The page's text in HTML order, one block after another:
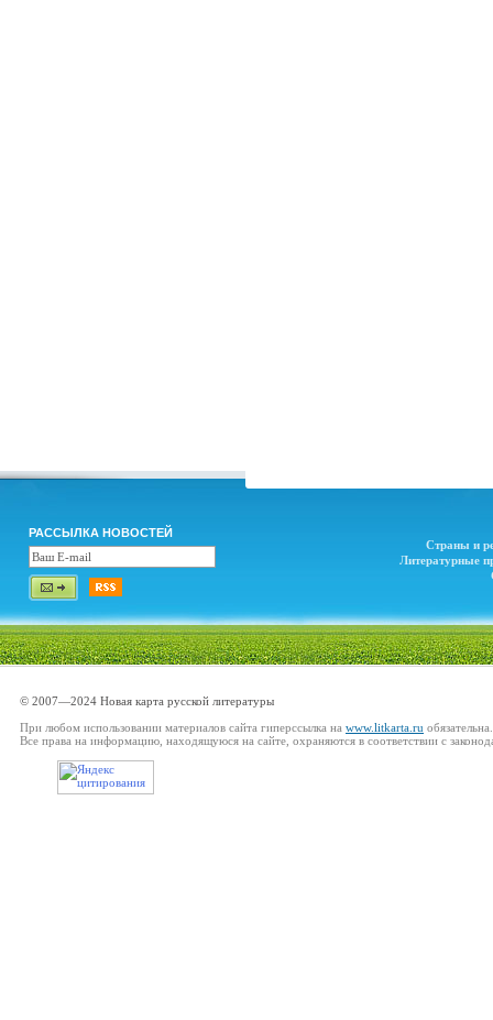
РАССЫЛКА НОВОСТЕЙ
Страны и
Литературные
© 2007—2024 Новая карта русской литературы
При любом использовании материалов сайта гиперссылка на www.litkarta.ru обязательна.
Все права на информацию, находящуюся на сайте, охраняются в соответствии с